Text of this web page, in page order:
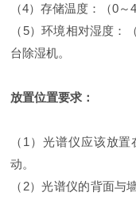
（4）存储温度：（0～
（5）环境相对湿度：
台除湿机。
放置位置要求：
（1）光谱仪应该放
动。
（2）光谱仪的背面